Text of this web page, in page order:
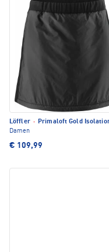
Löffler · Primaloft Gold
Damen
€ 109,99